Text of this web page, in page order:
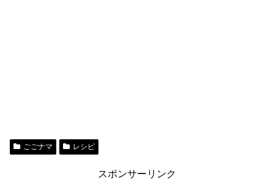
ごごナマ レシピ
スポンサーリンク